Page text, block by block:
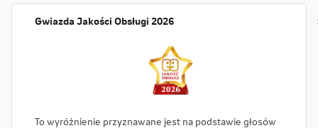
Gwiazda Jakości Obsługi 2026
To wyróżnienie przyznawane jest na podstawie głosów